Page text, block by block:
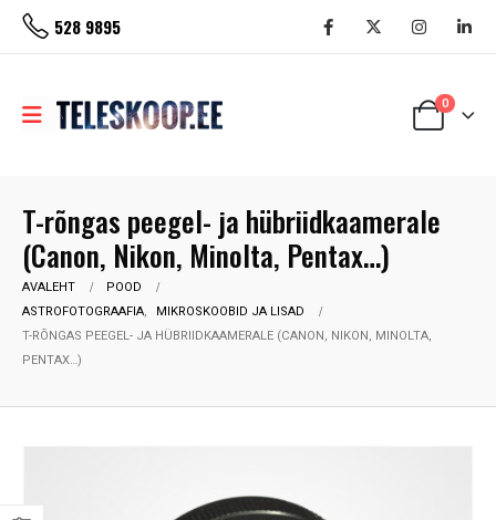
528 9895
0
T-rõngas peegel- ja hübriidkaamerale
(Canon, Nikon, Minolta, Pentax…)
AVALEHT
POOD
ASTROFOTOGRAAFIA,
MIKROSKOOBID JA LISAD
T-RÕNGAS PEEGEL- JA HÜBRIIDKAAMERALE (CANON, NIKON, MINOLTA,
PENTAX…)